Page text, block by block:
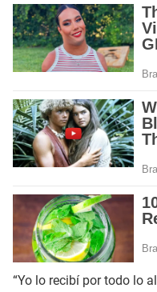
“Yo lo recibí por todo lo